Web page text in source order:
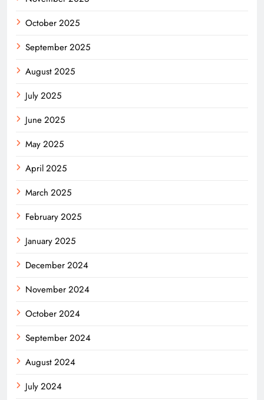
October 2025
September 2025
August 2025
July 2025
June 2025
May 2025
April 2025
March 2025
February 2025
January 2025
December 2024
November 2024
October 2024
September 2024
August 2024
July 2024